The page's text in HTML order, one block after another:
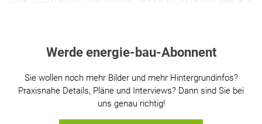
Werde energie-bau-Abonnent
Sie wollen noch mehr Bilder und mehr Hintergrundinfos?
Praxisnahe Details, Pläne und Interviews? Dann sind Sie bei
uns genau richtig!